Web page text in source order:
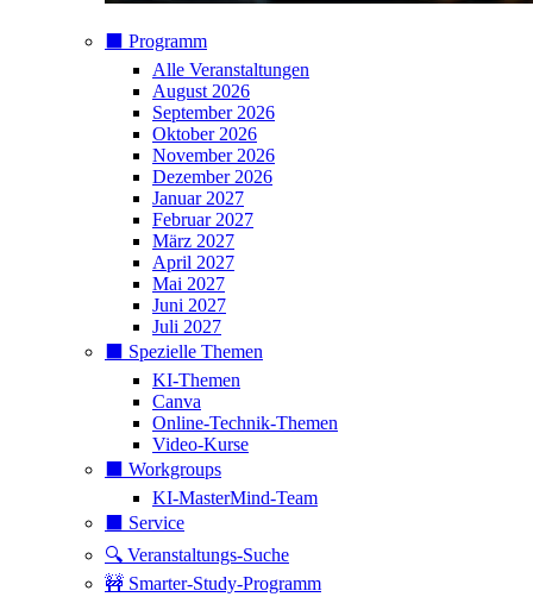
⬛️ Programm
Alle Veranstaltungen
August 2026
September 2026
Oktober 2026
November 2026
Dezember 2026
Januar 2027
Februar 2027
März 2027
April 2027
Mai 2027
Juni 2027
Juli 2027
⬛️ Spezielle Themen
KI-Themen
Canva
Online-Technik-Themen
Video-Kurse
⬛️ Workgroups
KI-MasterMind-Team
⬛️ Service
🔍 Veranstaltungs-Suche
🚧 Smarter-Study-Programm